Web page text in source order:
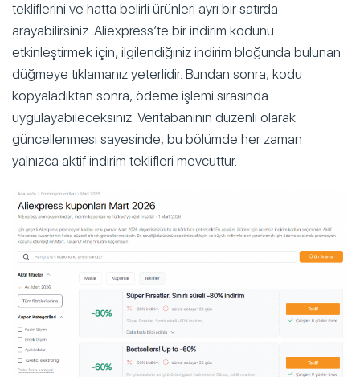
tekliflerini ve hatta belirli ürünleri ayrı bir satırda
arayabilirsiniz. Aliexpress’te bir indirim kodunu
etkinleştirmek için, ilgilendiğiniz indirim bloğunda bulunan
düğmeye tıklamanız yeterlidir. Bundan sonra, kodu
kopyaladıktan sonra, ödeme işlemi sırasında
uygulayabileceksiniz. Veritabanının düzenli olarak
güncellenmesi sayesinde, bu bölümde her zaman
yalnızca aktif indirim teklifleri mevcuttur.